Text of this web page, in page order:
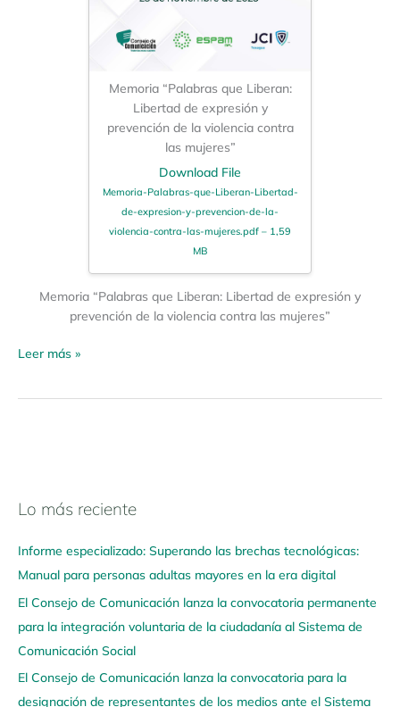
Memoria “Palabras que Liberan:
Libertad de expresión y
prevención de la violencia contra
las mujeres”
Download File
Memoria-Palabras-que-Liberan-Libertad-
de-expresion-y-prevencion-de-la-
violencia-contra-las-mujeres.pdf – 1,59
MB
Memoria “Palabras que Liberan: Libertad de expresión y
prevención de la violencia contra las mujeres”
Leer más »
Lo más reciente
Informe especializado: Superando las brechas tecnológicas:
Manual para personas adultas mayores en la era digital
El Consejo de Comunicación lanza la convocatoria permanente
para la integración voluntaria de la ciudadanía al Sistema de
Comunicación Social
El Consejo de Comunicación lanza la convocatoria para la
designación de representantes de los medios ante el Sistema
N
v
e
g
a
a
q
u